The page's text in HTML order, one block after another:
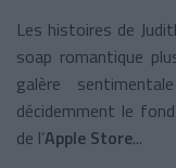
Les histoires de
soap romantique
galère
décidemment le
de l’Apple Store...